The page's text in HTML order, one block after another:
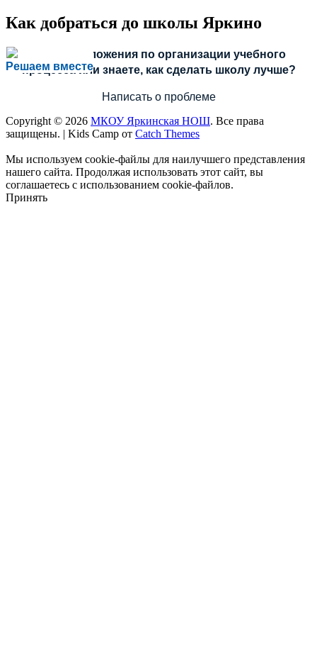
Как добраться до школы Яркино
Решаем вместе
Есть предложения по организации учебного
процесса или знаете, как сделать школу лучше?
Написать о проблеме
Copyright © 2026 МКОУ Яркинская НОШ. Все права
защищены. | Kids Camp от Catch Themes
Мы используем cookie-файлы для наилучшего представления
нашего сайта. Продолжая использовать этот сайт, вы
соглашаетесь с использованием cookie-файлов.
Принять